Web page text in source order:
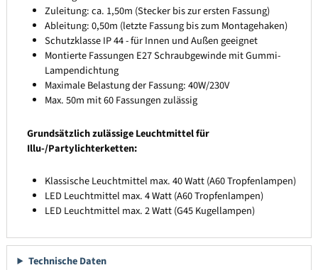
Zuleitung: ca. 1,50m (Stecker bis zur ersten Fassung)
Ableitung: 0,50m (letzte Fassung bis zum Montagehaken)
Schutzklasse IP 44 - für Innen und Außen geeignet
Montierte Fassungen E27 Schraubgewinde mit Gummi-
Lampendichtung
Maximale Belastung der Fassung: 40W/230V
Max. 50m mit 60 Fassungen zulässig
Grundsätzlich zulässige Leuchtmittel für
Illu-/Partylichterketten:
Klassische Leuchtmittel max. 40 Watt (A60 Tropfenlampen)
LED Leuchtmittel max. 4 Watt (A60 Tropfenlampen)
LED Leuchtmittel max. 2 Watt (G45 Kugellampen)
Technische Daten